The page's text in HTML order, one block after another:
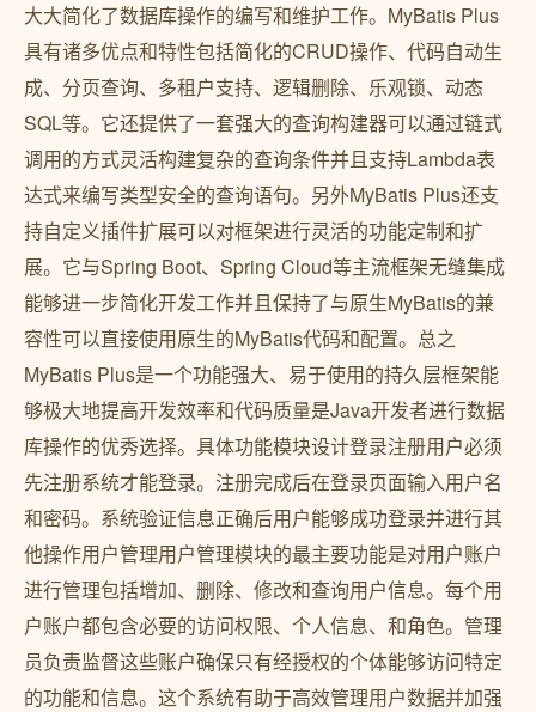
大大简化了数据库操作的编写和维护工作。MyBatis Plus
具有诸多优点和特性包括简化的CRUD操作、代码自动生
成、分页查询、多租户支持、逻辑删除、乐观锁、动态
SQL等。它还提供了一套强大的查询构建器可以通过链式
调用的方式灵活构建复杂的查询条件并且支持Lambda表
达式来编写类型安全的查询语句。另外MyBatis Plus还支
持自定义插件扩展可以对框架进行灵活的功能定制和扩
展。它与Spring Boot、Spring Cloud等主流框架无缝集成
能够进一步简化开发工作并且保持了与原生MyBatis的兼
容性可以直接使用原生的MyBatis代码和配置。总之
MyBatis Plus是一个功能强大、易于使用的持久层框架能
够极大地提高开发效率和代码质量是Java开发者进行数据
库操作的优秀选择。具体功能模块设计登录注册用户必须
先注册系统才能登录。注册完成后在登录页面输入用户名
和密码。系统验证信息正确后用户能够成功登录并进行其
他操作用户管理用户管理模块的最主要功能是对用户账户
进行管理包括增加、删除、修改和查询用户信息。每个用
户账户都包含必要的访问权限、个人信息、和角色。管理
员负责监督这些账户确保只有经授权的个体能够访问特定
的功能和信息。这个系统有助于高效管理用户数据并加强